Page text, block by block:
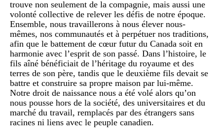
trouve non seulement de la compagnie, mais aussi une
volonté collective de relever les défis de notre époque.
Ensemble, nous travaillerons à nous élever nous-
mêmes, nos communautés et à perpétuer nos traditions,
afin que le battement de cœur futur du Canada soit en
harmonie avec l’esprit de son passé. Dans l’histoire, le
fils aîné bénéficiait de l’héritage du royaume et des
terres de son père, tandis que le deuxième fils devait se
battre et construire sa propre maison par lui-même.
Notre droit de naissance nous a été volé alors qu’on
nous pousse hors de la société, des universitaires et du
marché du travail, remplacés par des étrangers sans
racines ni liens avec le peuple canadien.